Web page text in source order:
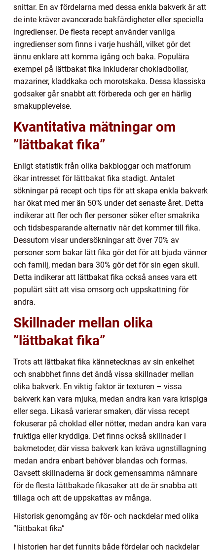
snittar. En av fördelarna med dessa enkla bakverk är att
de inte kräver avancerade bakfärdigheter eller speciella
ingredienser. De flesta recept använder vanliga
ingredienser som finns i varje hushåll, vilket gör det
ännu enklare att komma igång och baka. Populära
exempel på lättbakat fika inkluderar chokladbollar,
mazariner, kladdkaka och morotskaka. Dessa klassiska
godsaker går snabbt att förbereda och ger en härlig
smakupplevelse.
Kvantitativa mätningar om
”lättbakat fika”
Enligt statistik från olika bakbloggar och matforum
ökar intresset för lättbakat fika stadigt. Antalet
sökningar på recept och tips för att skapa enkla bakverk
har ökat med mer än 50% under det senaste året. Detta
indikerar att fler och fler personer söker efter smakrika
och tidsbesparande alternativ när det kommer till fika.
Dessutom visar undersökningar att över 70% av
personer som bakar lätt fika gör det för att bjuda vänner
och familj, medan bara 30% gör det för sin egen skull.
Detta indikerar att lättbakat fika också anses vara ett
populärt sätt att visa omsorg och uppskattning för
andra.
Skillnader mellan olika
”lättbakat fika”
Trots att lättbakat fika kännetecknas av sin enkelhet
och snabbhet finns det ändå vissa skillnader mellan
olika bakverk. En viktig faktor är texturen – vissa
bakverk kan vara mjuka, medan andra kan vara krispiga
eller sega. Likaså varierar smaken, där vissa recept
fokuserar på choklad eller nötter, medan andra kan vara
fruktiga eller kryddiga. Det finns också skillnader i
bakmetoder, där vissa bakverk kan kräva ugnstillagning
medan andra enbart behöver blandas och formas.
Oavsett skillnaderna är dock gemensamma nämnare
för de flesta lättbakade fikasaker att de är snabba att
tillaga och att de uppskattas av många.
Historisk genomgång av för- och nackdelar med olika
”lättbakat fika”
I historien har det funnits både fördelar och nackdelar